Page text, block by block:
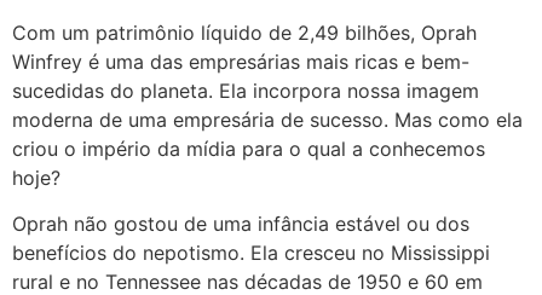
Com um patrimônio líquido de 2,49 bilhões, Oprah
Winfrey é uma das empresárias mais ricas e bem-
sucedidas do planeta. Ela incorpora nossa imagem
moderna de uma empresária de sucesso. Mas como ela
criou o império da mídia para o qual a conhecemos
hoje?
Oprah não gostou de uma infância estável ou dos
benefícios do nepotismo. Ela cresceu no Mississippi
rural e no Tennessee nas décadas de 1950 e 60 em